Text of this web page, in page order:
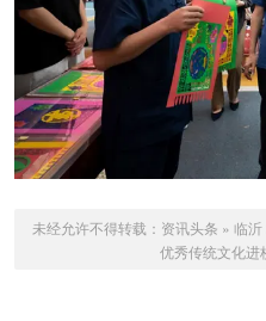
未经允许不得转载： 资讯头条 » 临沂
优秀传统文化进